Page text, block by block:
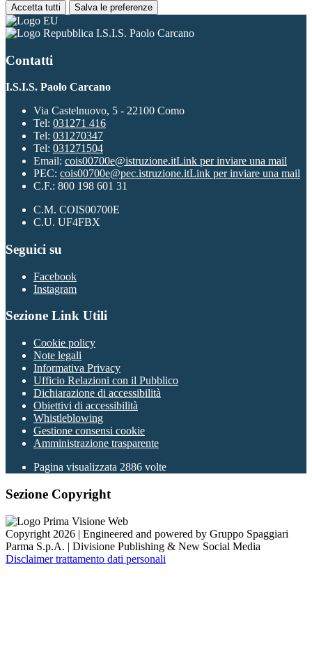
Accetta tutti Salva le preferenze
I.S.I.S. Paolo Carcano
Contatti
I.S.I.S. Paolo Carcano
Via Castelnuovo, 5 - 22100 Como
Tel: 031271 416
Tel: 031270347
Tel: 031271504
Email: cois00700e@istruzione.itLink per inviare una mail
PEC: cois00700e@pec.istruzione.itLink per inviare una mail
C.F.: 800 198 601 31
C.M. COIS00700E
C.U. UF4FBX
Seguici su
Facebook
Instagram
Sezione Link Utili
Cookie policy
Note legali
Informativa Privacy
Ufficio Relazioni con il Pubblico
Dichiarazione di accessibilità
Obiettivi di accessibilità
Whistleblowing
Gestione consensi cookie
Amministrazione trasparente
Pagina visualizzata 2886 volte
Sezione Copyright
Copyright 2026 | Engineered and powered by Gruppo Spaggiari
Parma S.p.A. | Divisione Publishing & New Social Media
Disclaimer trattamento dati personali